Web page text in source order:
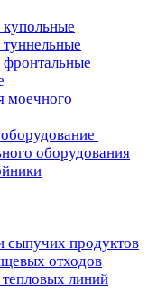
моечного
оборудования
сыпучих продуктов
отходов
линий